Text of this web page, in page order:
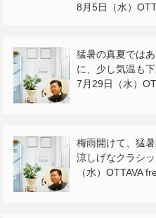
8月5日（水）
猛暑の真夏では
に、少し気温も
7月29日（水）
梅雨開けて、猛
涼しげなクラシ
（水）OTTAVA